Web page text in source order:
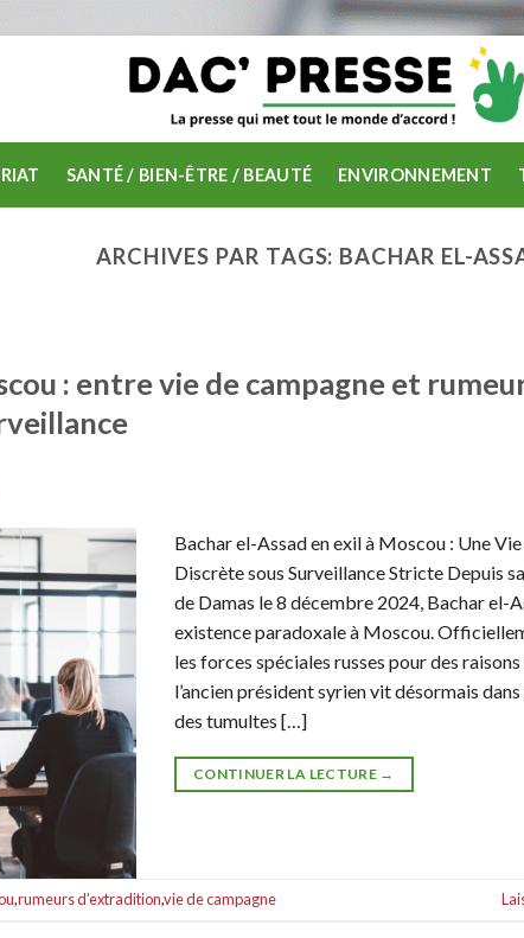
SANTÉ / BIEN-ÊTRE / BEAUTÉ ENVIRONNEMENT
ARCHIVES PAR TAGS: BACHAR EL-
: entre vie de campagne et
Bachar el-Assad en exil à Moscou : Une
Discrète sous Surveillance Stricte Depuis
de Damas le 8 décembre 2024, Bachar el-
existence paradoxale à Moscou.
les forces spéciales russes pour des raisons
l’ancien président syrien vit désormais
des tumultes […]
CONTINUER LA LECTURE →
,rumeurs d’extradition,vie de campagne